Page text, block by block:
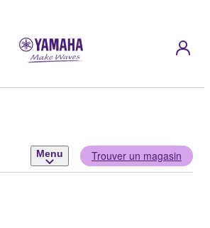
Menu Trouver un magasin